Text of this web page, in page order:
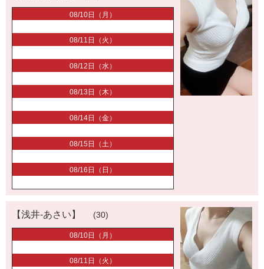
08/10日（月）
08/11日（火）
08/12日（水）
08/13日（木）
08/14日（金）
08/15日（土）
08/16日（日）
【浅井-あさい】 (30)
08/10日（月）
08/11日（火）